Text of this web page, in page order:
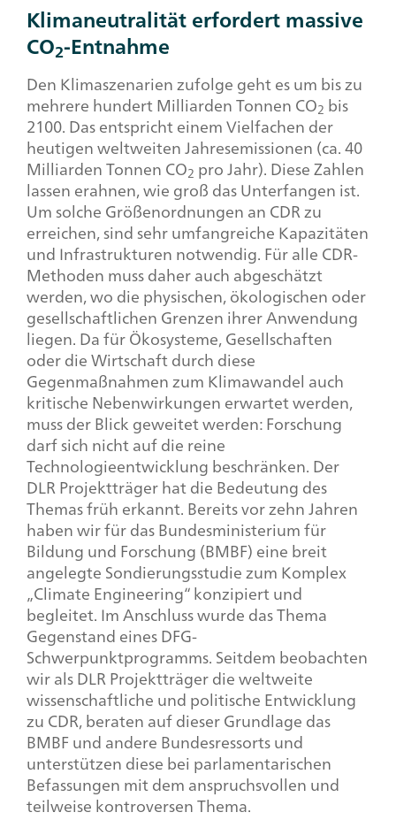
Klimaneutralität erfordert massive
CO2-Entnahme
Den Klimaszenarien zufolge geht es um bis zu
mehrere hundert Milliarden Tonnen CO2 bis
2100. Das entspricht einem Vielfachen der
heutigen weltweiten Jahresemissionen (ca. 40
Milliarden Tonnen CO2 pro Jahr). Diese Zahlen
lassen erahnen, wie groß das Unterfangen ist.
Um solche Größenordnungen an CDR zu
erreichen, sind sehr umfangreiche Kapazitäten
und Infrastrukturen notwendig. Für alle CDR-
Methoden muss daher auch abgeschätzt
werden, wo die physischen, ökologischen oder
gesellschaftlichen Grenzen ihrer Anwendung
liegen. Da für Ökosysteme, Gesellschaften
oder die Wirtschaft durch diese
Gegenmaßnahmen zum Klimawandel auch
kritische Nebenwirkungen erwartet werden,
muss der Blick geweitet werden: Forschung
darf sich nicht auf die reine
Technologieentwicklung beschränken. Der
DLR Projektträger hat die Bedeutung des
Themas früh erkannt. Bereits vor zehn Jahren
haben wir für das Bundesministerium für
Bildung und Forschung (BMBF) eine breit
angelegte Sondierungsstudie zum Komplex
„Climate Engineering“ konzipiert und
begleitet. Im Anschluss wurde das Thema
Gegenstand eines DFG-
Schwerpunktprogramms. Seitdem beobachten
wir als DLR Projektträger die weltweite
wissenschaftliche und politische Entwicklung
zu CDR, beraten auf dieser Grundlage das
BMBF und andere Bundesressorts und
unterstützen diese bei parlamentarischen
Befassungen mit dem anspruchsvollen und
teilweise kontroversen Thema.